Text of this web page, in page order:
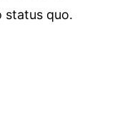
status quo.